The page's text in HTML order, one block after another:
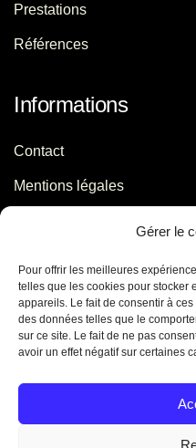
Gérer le
Pour offrir les meilleures
telles que les cookies pour stocker
appareils. Le fait de consentir à
des données telles que le
sur ce site. Le fait de ne pas
avoir un effet négatif sur certaines
Prestations
Références
Informations
Contact
Mentions légales
Contact
06 29 56 64 44
contact[@]jb-conseils.fr
Caen - Normandie - France